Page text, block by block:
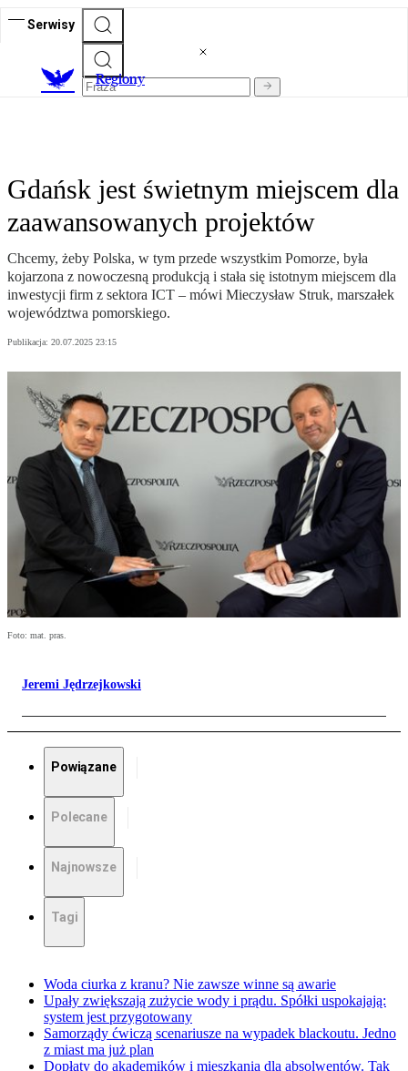
Serwisy
Regiony
Gdańsk jest świetnym miejscem dla
zaawansowanych projektów
Chcemy, żeby Polska, w tym przede wszystkim Pomorze, była
kojarzona z nowoczesną produkcją i stała się istotnym miejscem dla
inwestycji firm z sektora ICT – mówi Mieczysław Struk, marszałek
województwa pomorskiego.
Publikacja: 20.07.2025 23:15
Foto: mat. pras.
Jeremi Jędrzejkowski
Powiązane
Polecane
Najnowsze
Tagi
Woda ciurka z kranu? Nie zawsze winne są awarie
Upały zwiększają zużycie wody i prądu. Spółki uspokajają:
system jest przygotowany
Samorządy ćwiczą scenariusze na wypadek blackoutu. Jedno
z miast ma już plan
Dopłaty do akademików i mieszkania dla absolwentów. Tak